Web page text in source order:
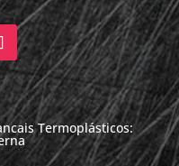
Termoplásticos: